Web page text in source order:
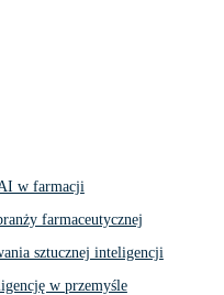
w farmacji
farmaceutycznej
sztucznej inteligencji
w przemyśle